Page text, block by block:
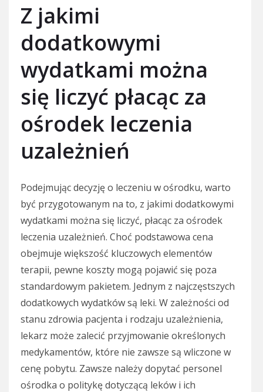
Z jakimi
dodatkowymi
wydatkami można
się liczyć płacąc za
ośrodek leczenia
uzależnień
Podejmując decyzję o leczeniu w ośrodku, warto
być przygotowanym na to, z jakimi dodatkowymi
wydatkami można się liczyć, płacąc za ośrodek
leczenia uzależnień. Choć podstawowa cena
obejmuje większość kluczowych elementów
terapii, pewne koszty mogą pojawić się poza
standardowym pakietem. Jednym z najczęstszych
dodatkowych wydatków są leki. W zależności od
stanu zdrowia pacjenta i rodzaju uzależnienia,
lekarz może zalecić przyjmowanie określonych
medykamentów, które nie zawsze są wliczone w
cenę pobytu. Zawsze należy dopytać personel
ośrodka o politykę dotyczącą leków i ich